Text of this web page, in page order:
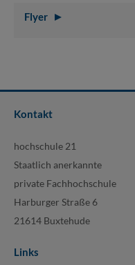
Flyer
Kontakt
hochschule 21
Staatlich anerkannte
private Fachhochschule
Harburger Straße 6
21614 Buxtehude
Links